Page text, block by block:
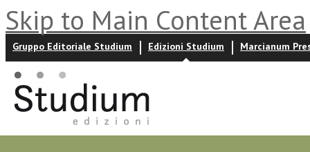
Skip to Main Content Area
Gruppo Editoriale Studium Edizioni Studium Marcianum